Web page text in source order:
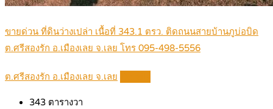
ขายด่วน ที่ดินว่างเปล่า เนื้อที่ 343.1 ตรว. ติดถนนสายบ้านภูบ่อบิด
ต.ศรีสองรัก อ.เมืองเลย จ.เลย โทร 095-498-5556
ต.ศรีสองรัก อ.เมืองเลย จ.เลย
343 ตารางวา